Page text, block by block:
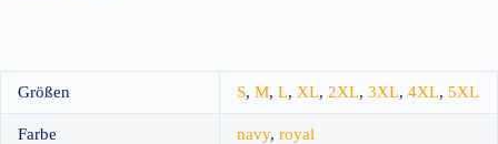
Größen S, M, L, XL, 2XL, 3XL, 4XL, 5XL
Farbe navy, royal